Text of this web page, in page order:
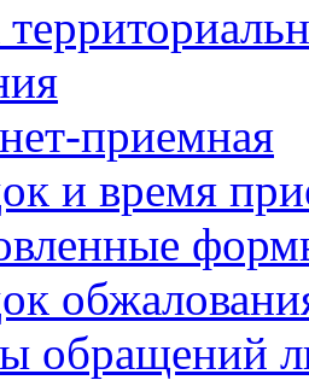
приемная
и время
обращений